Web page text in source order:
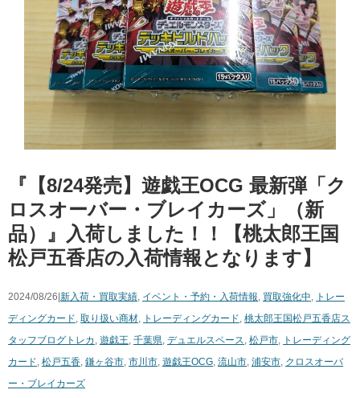
『【8/24発売】遊戯王OCG 最新弾「ク
ロスオーバー・ブレイカーズ」（新
品）』入荷しました！！【桃太郎王国
松戸五香店の入荷情報となります】
2024/08/26|新入荷・買取実績 イベント・予約・入荷情報 買取強化中
トレー
ディングカード 取り扱い商材 トレーディングカード 桃太郎王国松戸五香店ス
タッフブログ トレカ 遊戯王 千葉県 デュエルスペース 松戸市
トレーディング
カード 松戸五香 鎌ヶ谷市 市川市 遊戯王OCG 流山市 浦安市 クロスオーバ
ー・ブレイカーズ